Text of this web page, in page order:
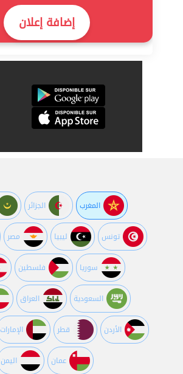
إضافة إعلان
المغرب الجزائر
تونس ليبيا مصر
سوريا فلسطين
السعودية العراق
اﻷردن قطر اﻹمارات
عمان اليمن